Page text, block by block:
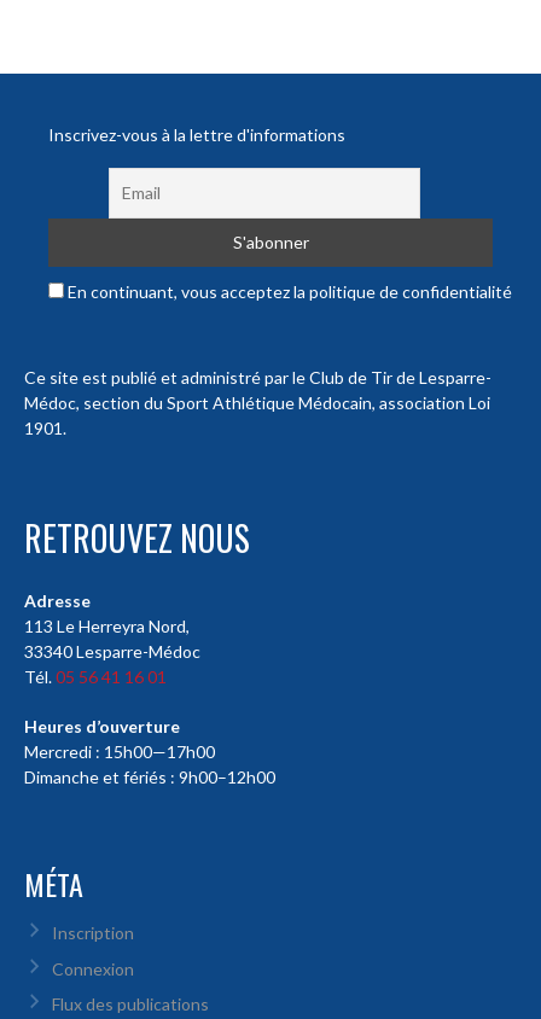
Inscrivez-vous à la lettre d'informations
En continuant, vous acceptez la politique de confidentialité
Ce site est publié et administré par le Club de Tir de Lesparre-
Médoc, section du Sport Athlétique Médocain, association Loi
1901.
RETROUVEZ NOUS
Adresse
113 Le Herreyra Nord,
33340 Lesparre-Médoc
Tél.05 56 41 16 01
Heures d’ouverture
Mercredi : 15h00—17h00
Dimanche et fériés : 9h00–12h00
MÉTA
Inscription
Connexion
Flux des publications